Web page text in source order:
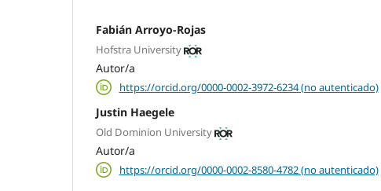
Fabián Arroyo-Rojas
Hofstra University
Autor/a
https://orcid.org/0000-0002-3972-6234 (no autenticado)
Justin Haegele
Old Dominion University
Autor/a
https://orcid.org/0000-0002-8580-4782 (no autenticado)